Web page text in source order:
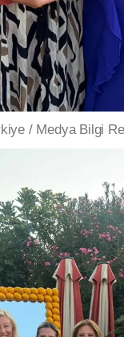
/ Medya Bilgi